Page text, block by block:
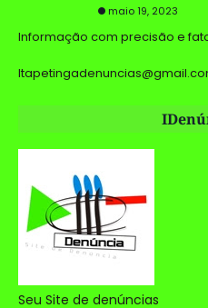
maio 19, 2023
Informação com precisão e
Seu Site de denúncias